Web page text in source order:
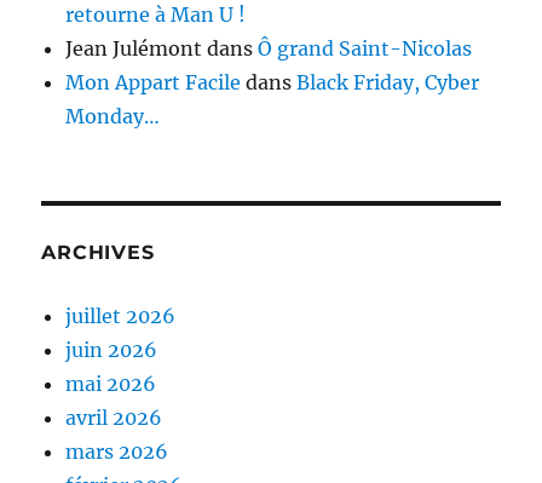
retourne à Man U !
Jean Julémont dansÔ grand Saint-Nicolas
Mon Appart Facile dansBlack Friday, Cyber
Monday…
ARCHIVES
juillet 2026
juin 2026
mai 2026
avril 2026
mars 2026